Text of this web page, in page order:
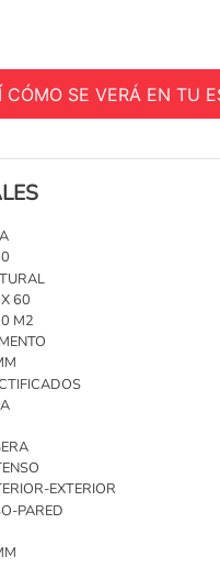
CÓMO SE VERÁ EN TU
60
M2
EXTERIOR
PARED